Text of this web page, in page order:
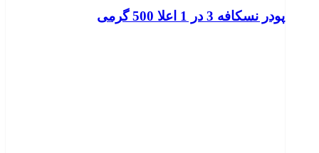
پودر نسکافه 3 در 1 اعلا 500 گرمی